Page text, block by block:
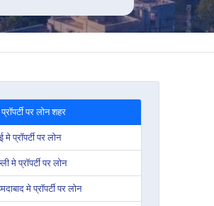
पर लोन शहर
मे प्रॉपर्टी पर लोन
मे प्रॉपर्टी पर लोन
मे प्रॉपर्टी पर लोन